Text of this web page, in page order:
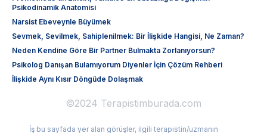
Psikodinamik Anatomisi
Narsist Ebeveynle Büyümek
Sevmek, Sevilmek, Sahiplenilmek: Bir İlişkide Hangisi, Ne Zaman?
Neden Kendine Göre Bir Partner Bulmakta Zorlanıyorsun?
Psikolog Danışan Bulamıyorum Diyenler İçin Çözüm Rehberi
İlişkide Aynı Kısır Döngüde Dolaşmak
©2024 Terapistimburada.com
İş bu sayfada yer alan görüşler, ilgili terapistin/uzmanın